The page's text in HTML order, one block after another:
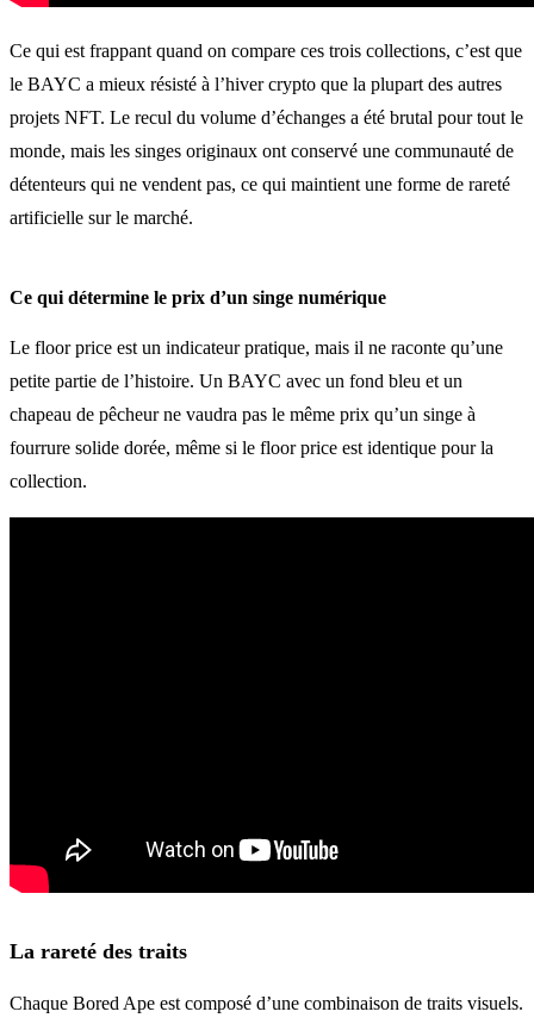
Ce qui est frappant quand on compare ces trois collections, c’est que
le BAYC a mieux résisté à l’hiver crypto que la plupart des autres
projets NFT. Le recul du volume d’échanges a été brutal pour tout le
monde, mais les singes originaux ont conservé une communauté de
détenteurs qui ne vendent pas, ce qui maintient une forme de rareté
artificielle sur le marché.
Ce qui détermine le prix d’un singe numérique
Le floor price est un indicateur pratique, mais il ne raconte qu’une
petite partie de l’histoire. Un BAYC avec un fond bleu et un
chapeau de pêcheur ne vaudra pas le même prix qu’un singe à
fourrure solide dorée, même si le floor price est identique pour la
collection.
La rareté des traits
Chaque Bored Ape est composé d’une combinaison de traits visuels.